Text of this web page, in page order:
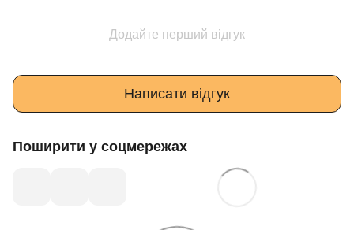
Додайте перший відгук
Написати відгук
Поширити у соцмережах